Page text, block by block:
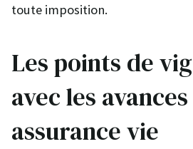
toute imposition.
Les points de
avec les
assurance vie